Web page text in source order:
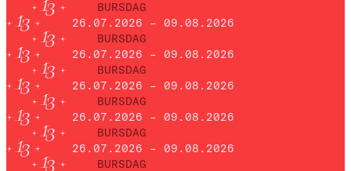
BURSDAG
26.07.2026 – 09.08.2026
BURSDAG
26.07.2026 – 09.08.2026
BURSDAG
26.07.2026 – 09.08.2026
BURSDAG
26.07.2026 – 09.08.2026
BURSDAG
26.07.2026 – 09.08.2026
BURSDAG